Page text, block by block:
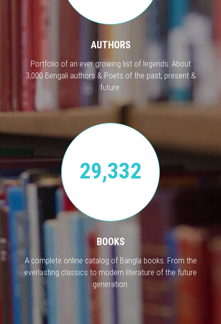
AUTHORS
Portfolio of an ever growing list of legends. About
3,000 Bengali authors & Poets of the past, present &
future.
29,332
BOOKS
A complete online catalog of Bangla books. From the
everlasting classics to modern literature of the future
generation.